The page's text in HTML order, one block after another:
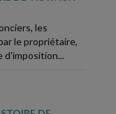
les
le propriétaire,
d'imposition...